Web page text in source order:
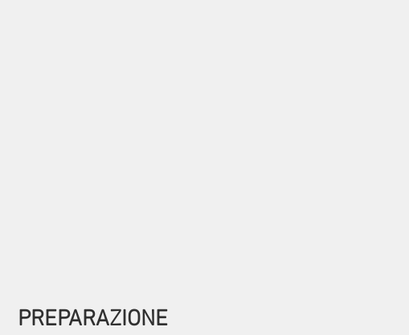
PREPARAZIONE